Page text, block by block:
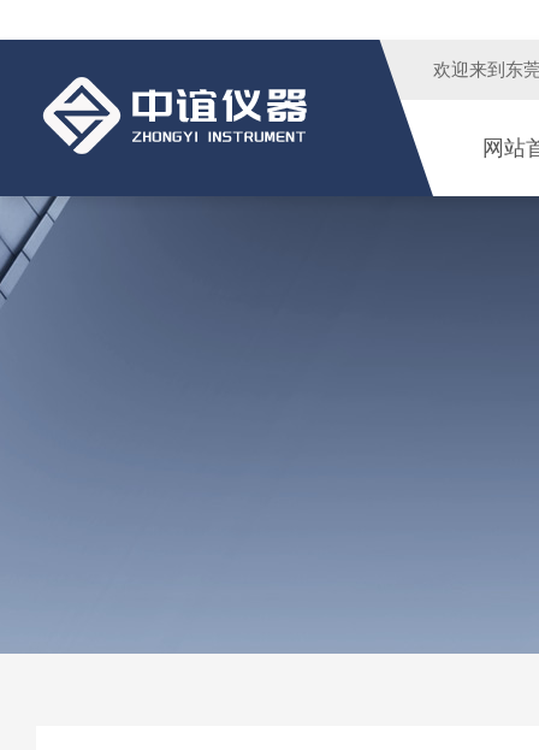
欢迎来到 东
网站